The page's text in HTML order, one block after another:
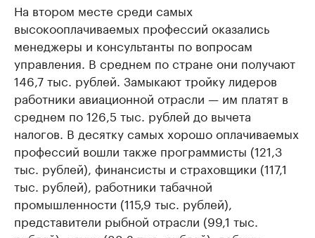
На втором месте среди самых
высокооплачиваемых профессий оказались
менеджеры и консультанты по вопросам
управления. В среднем по стране они получают
146,7 тыс. рублей. Замыкают тройку лидеров
работники авиационной отрасли — им платят в
среднем по 126,5 тыс. рублей до вычета
налогов. В десятку самых хорошо оплачиваемых
профессий вошли также программисты (121,3
тыс. рублей), финансисты и страховщики (117,1
тыс. рублей), работники табачной
промышленности (115,9 тыс. рублей),
представители рыбной отрасли (99,1 тыс.